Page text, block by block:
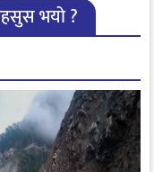
भयो ?